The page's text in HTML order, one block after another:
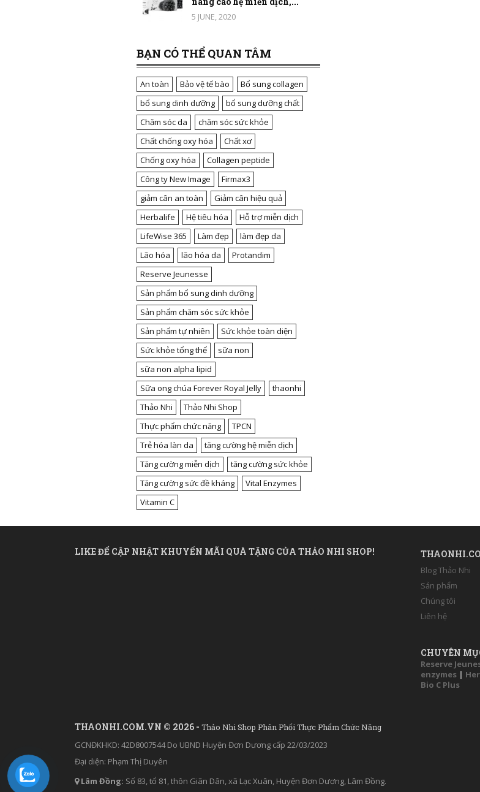
5 JUNE, 2020
BẠN CÓ THỂ QUAN TÂM
An toàn Bảo vệ tế bào
Bổ sung collagen
bổ sung dinh dưỡng
bổ sung dưỡng chất
Chăm sóc da
chăm sóc sức khỏe
Chất chống oxy hóa
Chất xơ
Chống oxy hóa
Collagen peptide
Công ty New Image
Firmax3
giảm cân an toàn
Giảm cân hiệu quả
Herbalife
Hệ tiêu hóa
Hỗ trợ miễn dịch
LifeWise 365
Làm đẹp
làm đẹp da
Lão hóa
lão hóa da
Protandim
Reserve Jeunesse
Sản phẩm bổ sung dinh dưỡng
Sản phẩm chăm sóc sức khỏe
Sản phẩm tự nhiên
Sức khỏe toàn diện
Sức khỏe tổng thể
sữa non
sữa non alpha lipid
Sữa ong chúa Forever Royal Jelly
thaonhi
Thảo Nhi
Thảo Nhi Shop
Thực phẩm chức năng
TPCN
Trẻ hóa làn da
tăng cường hệ miễn dịch
Tăng cường miễn dịch
tăng cường sức khỏe
Tăng cường sức đề kháng
Vital Enzymes
Vitamin C
LIKE ĐỂ CẬP NHẬT KHUYẾN MÃI QUÀ TẶNG CỦA THẢO NHI SHOP!
THAONHI.COM.VN © 2026 - Thảo Nhi Shop Phân Phối Thực Phẩm Chức Năng
GCNĐKHKD: 42D8007544 Do UBND Huyện Đơn Dương cấp 22/03/2023
Đại diện: Phạm Thị Duyên
Lâm Đồng: Số 83, tổ 81, thôn Giãn Dân, xã Lạc Xuân, Huyện Đơn Dương, Lâm Đồng.
Blog Thảo Nhi
Sản phẩm
Chúng tôi
Liên hệ
CHUYÊN
Reserve
enzymes |
Bio C Plus